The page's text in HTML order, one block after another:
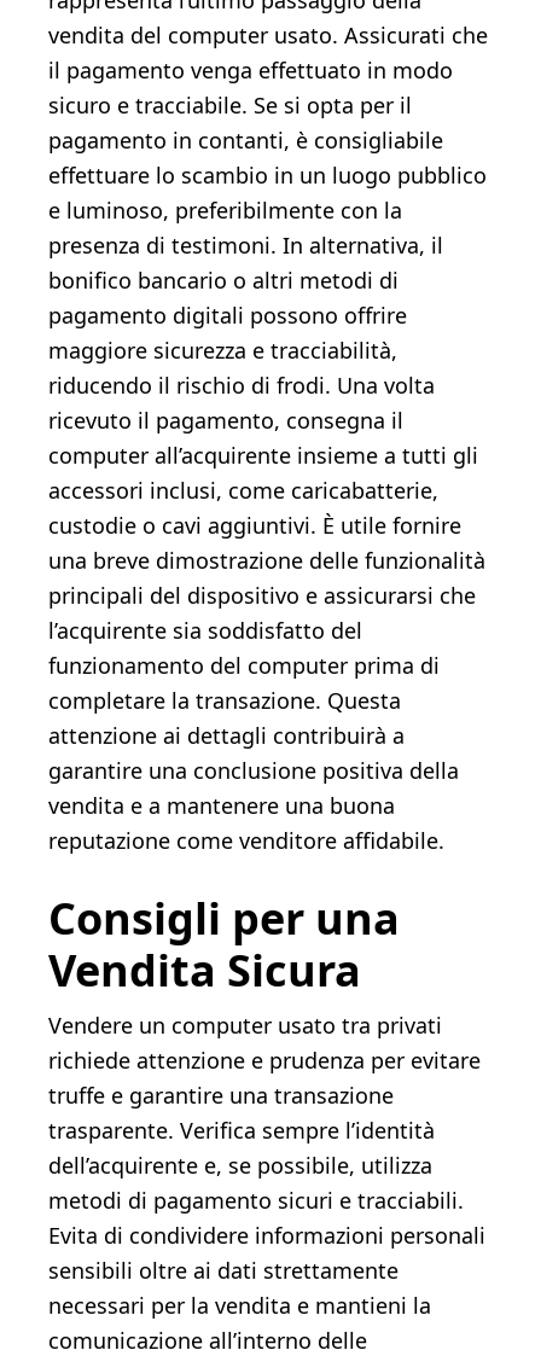
vendita del computer usato. Assicurati che
il pagamento venga effettuato in modo
sicuro e tracciabile. Se si opta per il
pagamento in contanti, è consigliabile
effettuare lo scambio in un luogo pubblico
e luminoso, preferibilmente con la
presenza di testimoni. In alternativa, il
bonifico bancario o altri metodi di
pagamento digitali possono offrire
maggiore sicurezza e tracciabilità,
riducendo il rischio di frodi. Una volta
ricevuto il pagamento, consegna il
computer all’acquirente insieme a tutti gli
accessori inclusi, come caricabatterie,
custodie o cavi aggiuntivi. È utile fornire
una breve dimostrazione delle funzionalità
principali del dispositivo e assicurarsi che
l’acquirente sia soddisfatto del
funzionamento del computer prima di
completare la transazione. Questa
attenzione ai dettagli contribuirà a
garantire una conclusione positiva della
vendita e a mantenere una buona
reputazione come venditore affidabile.
Consigli per una
Vendita Sicura
Vendere un computer usato tra privati
richiede attenzione e prudenza per evitare
truffe e garantire una transazione
trasparente. Verifica sempre l’identità
dell’acquirente e, se possibile, utilizza
metodi di pagamento sicuri e tracciabili.
Evita di condividere informazioni personali
sensibili oltre ai dati strettamente
necessari per la vendita e mantieni la
comunicazione all’interno delle